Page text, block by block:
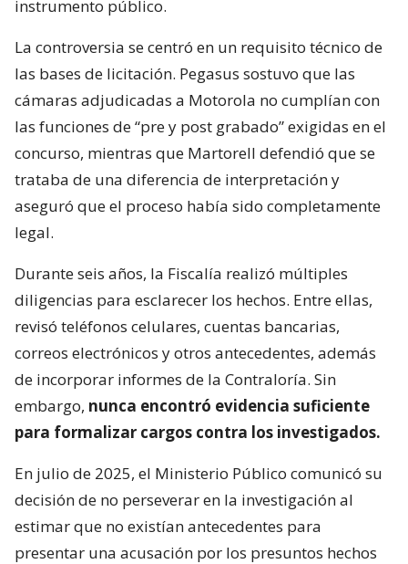
instrumento público.
La controversia se centró en un requisito técnico de
las bases de licitación. Pegasus sostuvo que las
cámaras adjudicadas a Motorola no cumplían con
las funciones de “pre y post grabado” exigidas en el
concurso, mientras que Martorell defendió que se
trataba de una diferencia de interpretación y
aseguró que el proceso había sido completamente
legal.
Durante seis años, la Fiscalía realizó múltiples
diligencias para esclarecer los hechos. Entre ellas,
revisó teléfonos celulares, cuentas bancarias,
correos electrónicos y otros antecedentes, además
de incorporar informes de la Contraloría. Sin
embargo, nunca encontró evidencia suficiente
para formalizar cargos contra los investigados.
En julio de 2025, el Ministerio Público comunicó su
decisión de no perseverar en la investigación al
estimar que no existían antecedentes para
presentar una acusación por los presuntos hechos